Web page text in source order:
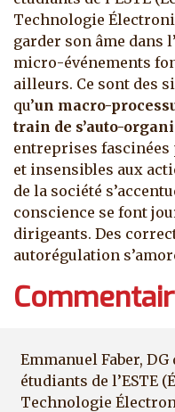
Technologie
garder son âme dans
micro-événements
ailleurs. Ce sont des
qu’un macro-
train de s’auto-
entreprises fascinées
et insensibles aux
de la société
conscience se font
dirigeants. Des
autorégulation
Emmanuel Faber,
étudiants de l’ESTE
Technologie